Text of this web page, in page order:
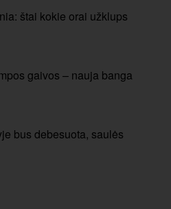
štai kokie orai užklups
gaivos – nauja banga
bus debesuota, saulės